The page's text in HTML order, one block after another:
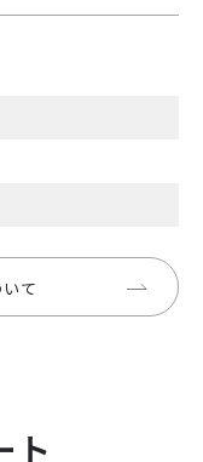
て
ト